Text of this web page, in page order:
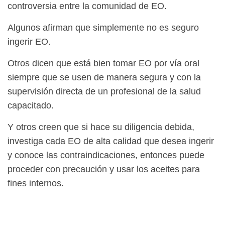
controversia entre la comunidad de EO.
Algunos afirman que simplemente no es seguro
ingerir EO.
Otros dicen que está bien tomar EO por vía oral
siempre que se usen de manera segura y con la
supervisión directa de un profesional de la salud
capacitado.
Y otros creen que si hace su diligencia debida,
investiga cada EO de alta calidad que desea ingerir
y conoce las contraindicaciones, entonces puede
proceder con precaución y usar los aceites para
fines internos.